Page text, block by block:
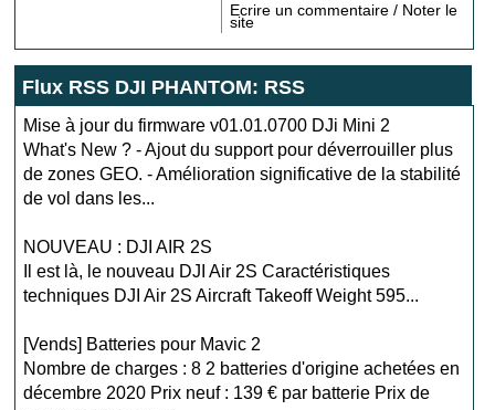
Ecrire un commentaire / Noter le
site
Flux RSS DJI PHANTOM: RSS
Mise à jour du firmware v01.01.0700 DJi Mini 2
What's New ? - Ajout du support pour déverrouiller plus
de zones GEO. - Amélioration significative de la stabilité
de vol dans les...
NOUVEAU : DJI AIR 2S
Il est là, le nouveau DJI Air 2S Caractéristiques
techniques DJI Air 2S Aircraft Takeoff Weight 595...
[Vends] Batteries pour Mavic 2
Nombre de charges : 8 2 batteries d'origine achetées en
décembre 2020 Prix neuf : 139 € par batterie Prix de